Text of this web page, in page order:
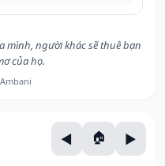
mình, người khác sẽ thuê bạn
của họ.